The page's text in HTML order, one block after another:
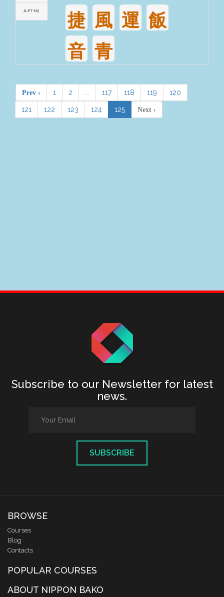
JLPT N5
捷 風 運 飯
音 青
Prev ‹ 1 2 117 118 119 120
121 122 123 124 125 Next ›
Subscribe to our Newsletter for latest
news.
SUBSCRIBE
BROWSE
Courses
Blog
Contacts
POPULAR COURSES
ABOUT NIPPON BAKO